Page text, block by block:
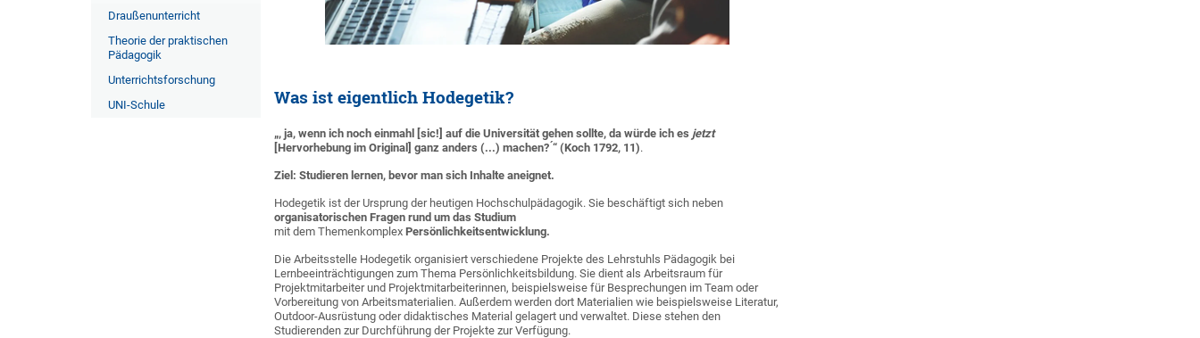
Draußenunterricht
Theorie der praktischen
Pädagogik
Unterrichtsforschung
UNI-Schule
Was ist eigentlich Hodegetik?
„, ja, wenn ich noch einmahl [sic!] auf die Universität gehen sollte, da würde ich es jetzt
[Hervorhebung im Original] ganz anders (...) machen? ́“ (Koch 1792, 11).
Ziel: Studieren lernen, bevor man sich Inhalte aneignet.
Hodegetik ist der Ursprung der heutigen Hochschulpädagogik. Sie beschäftigt sich neben
organisatorischen Fragen rund um das Studium
mit dem ThemenkomplexPersönlichkeitsentwicklung.
Die Arbeitsstelle Hodegetik organisiert verschiedene Projekte des Lehrstuhls Pädagogik bei
Lernbeeinträchtigungen zum Thema Persönlichkeitsbildung. Sie dient als Arbeitsraum für
Projektmitarbeiter und Projektmitarbeiterinnen, beispielsweise für Besprechungen im Team oder
Vorbereitung von Arbeitsmaterialien. Außerdem werden dort Materialien wie beispielsweise Literatur,
Outdoor-Ausrüstung oder didaktisches Material gelagert und verwaltet. Diese stehen den
Studierenden zur Durchführung der Projekte zur Verfügung.